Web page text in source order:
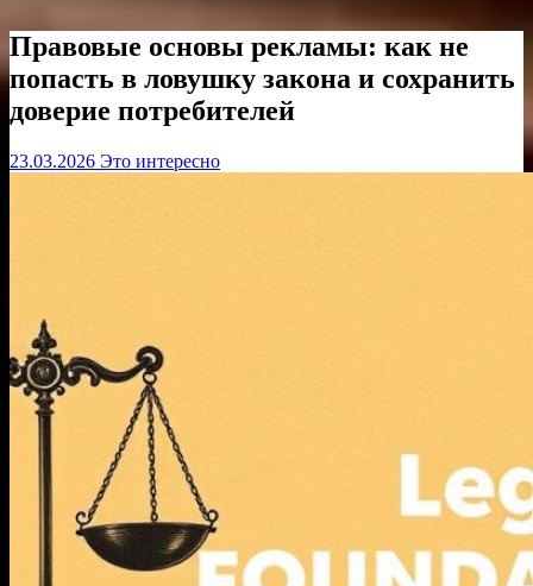
Правовые основы рекламы: как не
попасть в ловушку закона и сохранить
доверие потребителей
23.03.2026 Это интересно